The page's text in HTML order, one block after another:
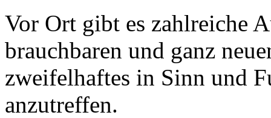
Vor Ort gibt es zahlreiche
brauchbaren und ganz
zweifelhaftes in Sinn und
anzutreffen.